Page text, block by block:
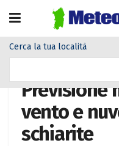
Cerca la tua località
Previsione
vento e
schiarite